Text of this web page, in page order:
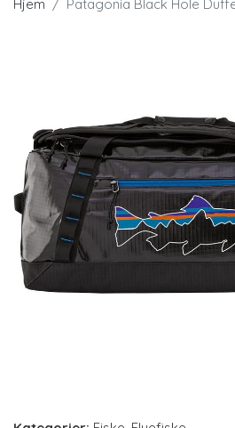
Hjem Patagonia Black Hole